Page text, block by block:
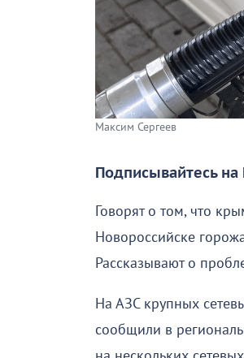
Максим Сергеев
Подписывайтесь на
Говорят о том, что
Новороссийске
Рассказывают о
На АЗС крупных
сообщили в